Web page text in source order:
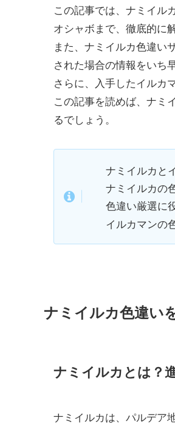
この記事では、ナミイル
オシャボまで、徹底的に
また、ナミイルカ色違い
された場合の情報をいち
さらに、入手したイルカ
この記事を読めば、ナミ
るでしょう。
ナミイルカと
ナミイルカの
色違い厳選に
イルカマンの
ナミイルカ色違い
ナミイルカとは？
ナミイルカは、パルデア